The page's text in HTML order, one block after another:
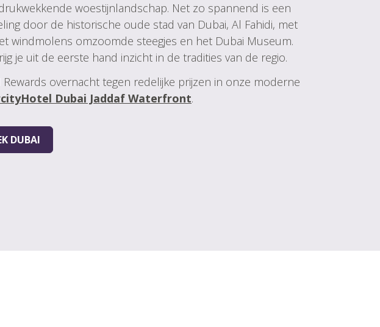
woestijnlandschap. Net zo spannend is een
door de historische oude stad van Dubai, Al Fahidi, met
windmolens omzoomde steegjes en het Dubai Museum.
je uit de eerste hand inzicht in de tradities van de regio.
Rewards overnacht tegen redelijke prijzen in onze moderne
Dubai Jaddaf Waterfront.
DUBAI